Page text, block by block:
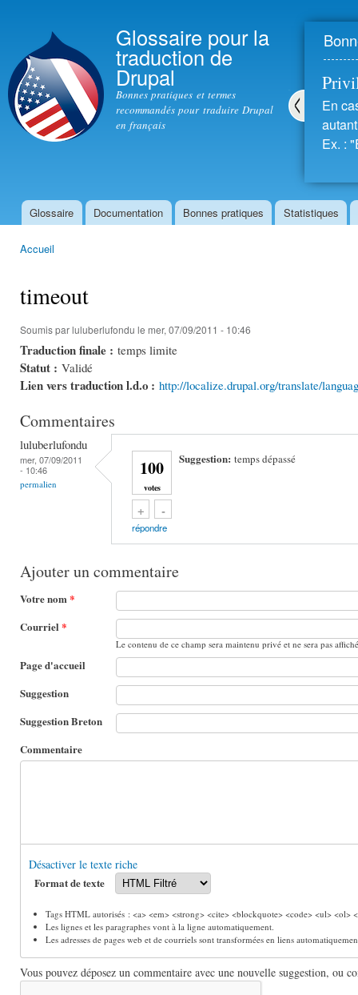
Glossaire pour la
traduction de
Drupal
Bonnes pratiques et termes
recommandés pour traduire Drupal
en français
En
Ex. :
Menu principal
Glossaire Documentation Bonnes pratiques Statistiques
Accueil
timeout
Soumis parluluberlufondu le mer, 07/09/2011 - 10:46
Traduction finale : temps limite
Statut : Validé
Lien vers traduction l.d.o : http://localize.drupal.org/translate/
Commentaires
luluberlufondu
mer, 07/09/2011
- 10:46
permalien
100
votes
+
Vote up!-
Vote down!
Suggestion:temps dépassé
répondre
Ajouter un commentaire
Votre nom*
Courriel *
Le contenu de ce champ sera maintenu privé et ne sera pas
Page d'accueil
Suggestion
Suggestion Breton
Commentaire
Désactiver le texte riche
Format de texte
Tags HTML autorisés : <a> <em> <strong> <cite> <blockquote> <code> <ul>
Les lignes et les paragraphes vont à la ligne automatiquement.
Les adresses de pages web et de courriels sont transformées en liens
Vous pouvez déposez un commentaire avec une nouvelle suggestion, ou